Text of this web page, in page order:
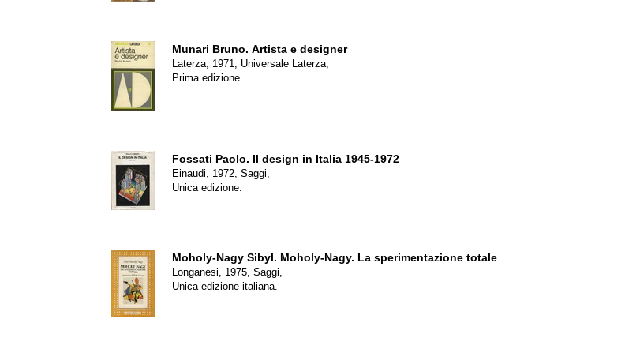
Munari Bruno. Artista e designer
Laterza, 1971, Universale Laterza,
Prima edizione.
Fossati Paolo. Il design in Italia 1945-1972
Einaudi, 1972, Saggi,
Unica edizione.
Moholy-Nagy Sibyl. Moholy-Nagy. La sperimentazione totale
Longanesi, 1975, Saggi,
Unica edizione italiana.